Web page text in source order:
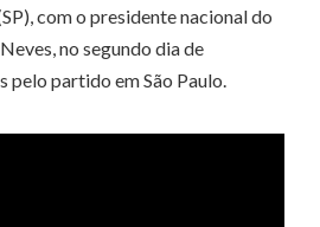
com o presidente nacional do
no segundo dia de
partido em São Paulo.